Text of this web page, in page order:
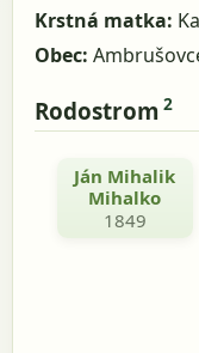
Krstná matka:
Obec:
Rodostrom 2
Ján Mihalik
Mihalko
1849